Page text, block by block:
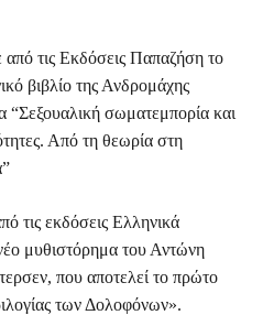
τις Εκδόσεις Παπαζήση το
βιβλίο της Ανδρομάχης
σωματεμπορία και
Από τη θεωρία στη
τις εκδόσεις Ελληνικά
μυθιστόρημα του Αντώνη
που αποτελεί το πρώτο
των Δολοφόνων».